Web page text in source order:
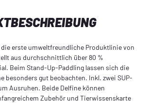
die erste umweltfreundliche Produktlinie von
aus durchschnittlich über 80 %
Beim Stand-Up-Paddling lassen sich die
besonders gut beobachten. Inkl. zwei SUP-
Ausruhen. Beide Delfine können
Zubehör und Tierwissenskarte